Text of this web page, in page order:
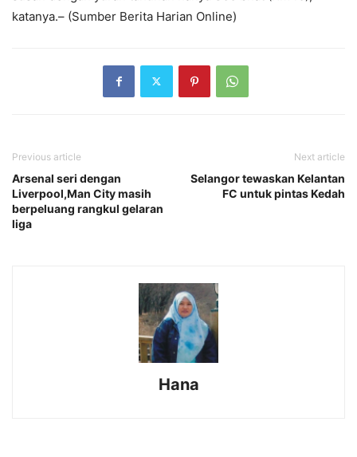
katanya.– (Sumber Berita Harian Online)
Previous article
Arsenal seri dengan
Liverpool,Man City masih
berpeluang rangkul gelaran
liga
Next article
Selangor tewaskan Kelantan
FC untuk pintas Kedah
Hana